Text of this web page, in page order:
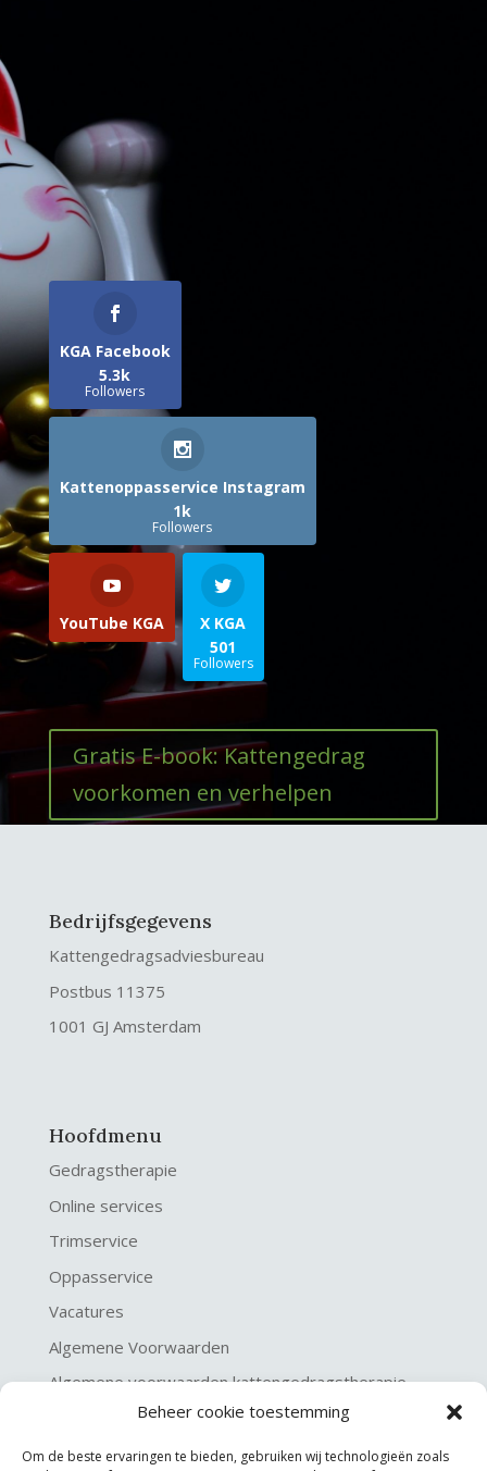
Beheer cookie toestemming
Om de beste ervaringen te bieden, gebruiken wij technologieën zoals
KGA Facebook
5.3k
Followers
Kattenoppasservice Instagram
1k
Followers
YouTube KGA
X KGA
501
Followers
Gratis E-book: Kattengedrag
voorkomen en verhelpen
Bedrijfsgegevens
Kattengedragsadviesbureau
Postbus 11375
1001 GJ Amsterdam
Hoofdmenu
Gedragstherapie
Online services
Trimservice
Oppasservice
Vacatures
Algemene Voorwaarden
Algemene voorwaarden kattengedragstherapie
Privacy verklaring
Disclaimer & Copyright